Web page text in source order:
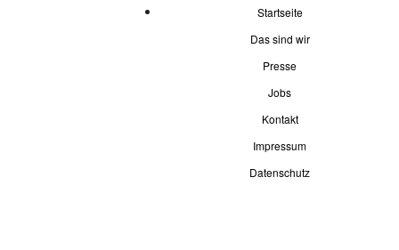
Startseite
Das sind wir
Presse
Jobs
Kontakt
Impressum
Datenschutz